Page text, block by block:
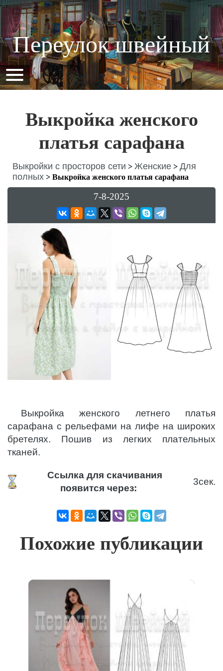
Переулок швейный
Выкройка женского
платья сарафана
Выкройки с просторов сети > Женские > Для
полных > Выкройка женского платья сарафана
7-8-2025
Выкройка женского летнего платья
сарафана с рельефами на лифе на широких
бретелях. Пошив из легких плательных
тканей.
Ссылка для скачивания
появится через:
3сек.
Похожие публикации